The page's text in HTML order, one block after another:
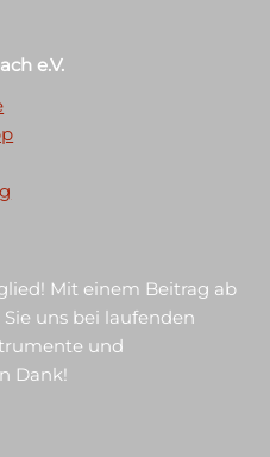
e.V.
Mit einem Beitrag ab
uns bei laufenden
und
Dank!